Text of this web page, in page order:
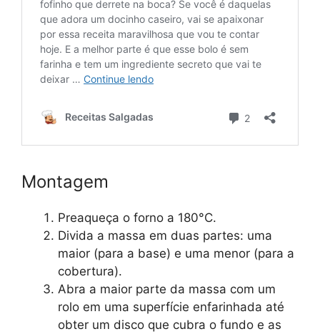
Montagem
Preaqueça o forno a 180°C.
Divida a massa em duas partes: uma
maior (para a base) e uma menor (para a
cobertura).
Abra a maior parte da massa com um
rolo em uma superfície enfarinhada até
obter um disco que cubra o fundo e as